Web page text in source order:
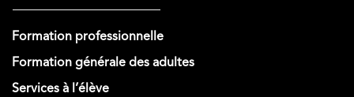
Formation professionnelle
Formation générale des adultes
Services à l’élève